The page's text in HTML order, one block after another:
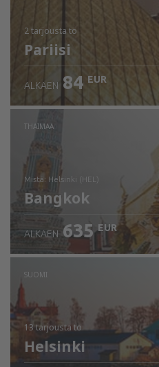
2 tarjousta to
Pariisi
ALKAEN 84 EUR
THAIMAA
mistä: Helsinki (HEL)
Bangkok
Tarkista tiedot
ALKAEN 635 EUR
SUOMI
13 tarjousta to
Helsinki